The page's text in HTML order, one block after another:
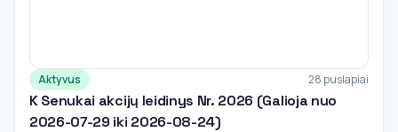
Aktyvus 28 puslapiai
K Senukai akcijų leidinys Nr. 2026 (Galioja nuo
2026-07-29 iki 2026-08-24)